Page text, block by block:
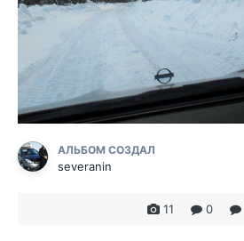
АЛЬБОМ СОЗДАЛ
severanin
11 0